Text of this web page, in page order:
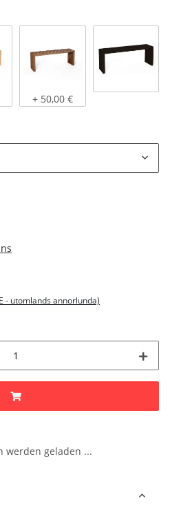
Mörk ek, oljad
+ 50,00 €
- utomlands annorlunda)
werden geladen ...